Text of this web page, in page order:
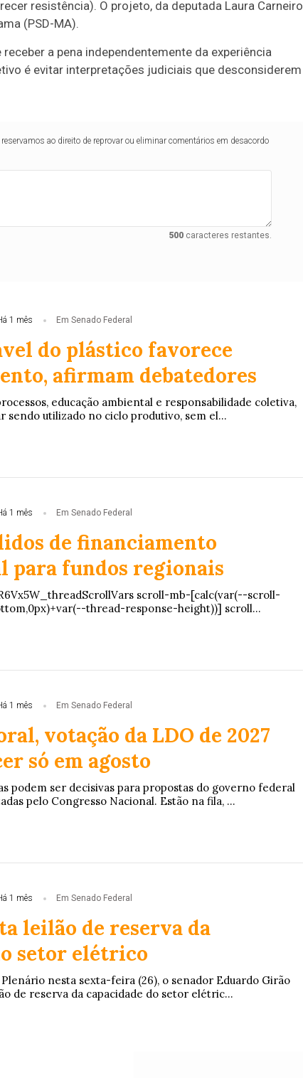
resistência). O projeto, da deputada Laura Carneiro
(PSD-MA).
a pena independentemente da experiência
é evitar interpretações judiciais que desconsiderem
ao direito de reprovar ou eliminar comentários em desacordo
500caracteres restantes.
1 mês Em Senado Federal
do plástico favorece
afirmam debatedores
educação ambiental e responsabilidade coletiva,
sendo utilizado no ciclo produtivo, sem el...
1 mês Em Senado Federal
de financiamento
para fundos regionais
scroll-mb-[calc(var(--scroll-
thread-response-height))] scroll...
1 mês Em Senado Federal
votação da LDO de 2027
só em agosto
podem ser decisivas para propostas do governo federal
pelo Congresso Nacional. Estão na fila, ...
1 mês Em Senado Federal
leilão de reserva da
setor elétrico
nesta sexta-feira (26), o senador Eduardo Girão
de reserva da capacidade do setor elétric...